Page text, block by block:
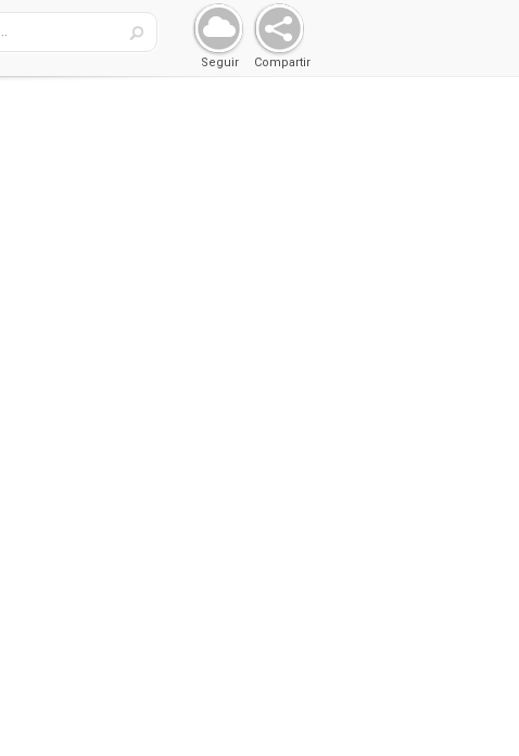
Compartir
Seguir